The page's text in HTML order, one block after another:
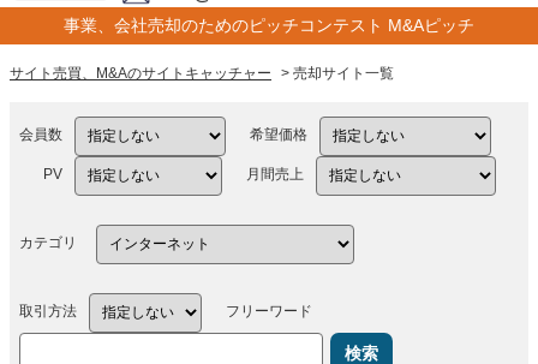
事業、会社売却のためのピッチコンテスト M&Aピッチ
サイト売買、M&Aのサイトキャッチャー > 売却サイト一覧
会員数 希望価格
PV 月間売上
カテゴリ
取引方法 フリーワード
検索